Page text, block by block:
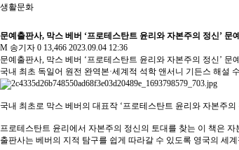
생활문화
문예출판사, 막스 베버 ‘프로테스탄트 윤리와 자본주의 정신’ 문
M 송기자 0 13,466 2023.09.04 12:36
문예출판사, 막스 베버 ‘프로테스탄트 윤리와 자본주의 정신’ 문
국내 최초 독일어 원전 완역본·세계적 석학 앤서니 기든스 해설
국내 최초로 막스 베버의 대표작 ‘프로테스탄트 윤리와 자본주
프로테스탄트 윤리에서 자본주의 정신의 토대를 찾는 이 책은
출판사는 베버의 지적 탐구를 쉽게 따라갈 수 있도록 영국의 세